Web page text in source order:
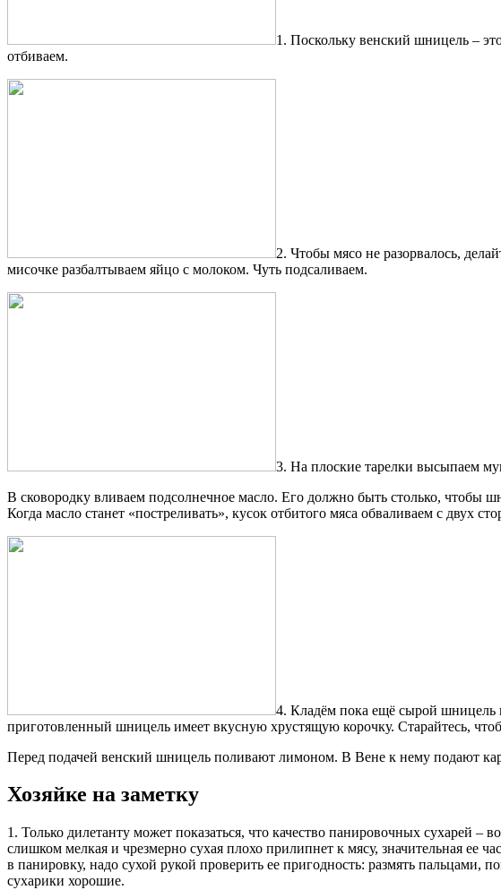
1. Поскольку венский шницель –
отбиваем.
2. Чтобы мясо не разорвалось,
мисочке разбалтываем яйцо с молоком. Чуть подсаливаем.
3. На плоские тарелки высыпаем
В сковородку вливаем подсолнечное масло. Его должно быть столько, чтобы
Когда масло станет «постреливать», кусок отбитого мяса обваливаем с
4. Кладём пока ещё сырой шницель
приготовленный шницель имеет вкусную хрустящую корочку. Старайтесь,
Перед подачей венский шницель поливают лимоном. В Вене к нему подают
Хозяйке на заметку
1. Только дилетанту может показаться, что качество панировочных сухарей
слишком мелкая и чрезмерно сухая плохо прилипнет к мясу, значительная ее
в панировку, надо сухой рукой проверить ее пригодность: размять
сухарики хорошие.